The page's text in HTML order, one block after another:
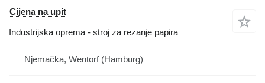
Cijena na upit
Industrijska oprema - stroj za rezanje papira
Njemačka, Wentorf (Hamburg)